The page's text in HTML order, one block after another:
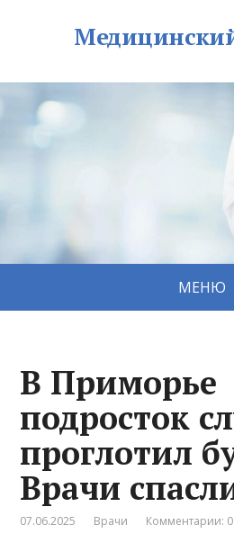
МЕНЮ
В Приморье
подросток
проглотил
Врачи
07.06.2025 Врачи Комментарии: 0